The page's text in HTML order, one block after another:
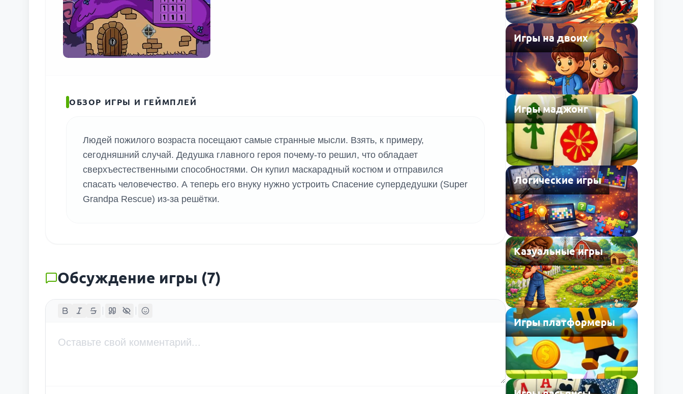
ОБЗОР ИГРЫ И ГЕЙМПЛЕЙ
Людей пожилого возраста посещают самые странные мысли. Взять, к примеру,
сегодняшний случай. Дедушка главного героя почему-то решил, что обладает
сверхъестественными способностями. Он купил маскарадный костюм и отправился
спасать человечество. А теперь его внуку нужно устроить Спасение супердедушки (Super
Grandpa Rescue) из-за решётки.
Обсуждение игры (7)
Игры на двоих
Игры маджонг
Логические игры
Казуальные игры
Игры платформеры